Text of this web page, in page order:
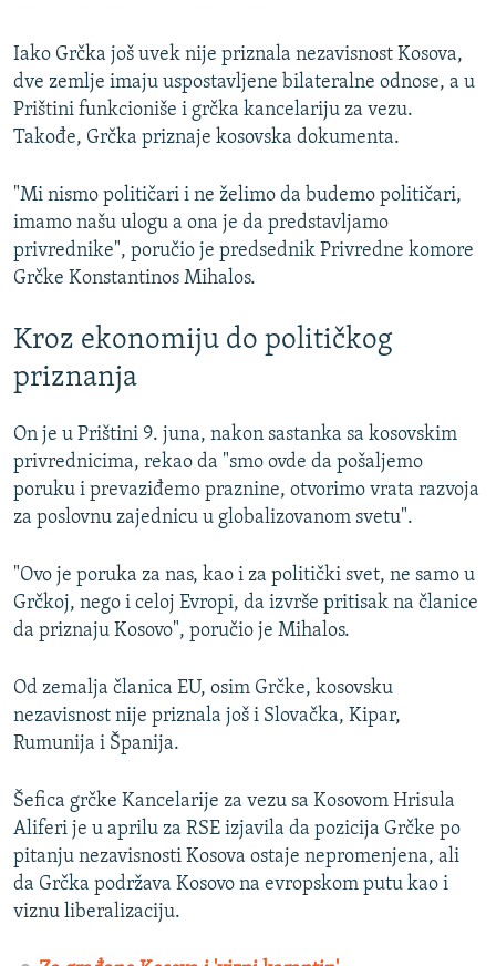
Iako Grčka još uvek nije priznala nezavisnost Kosova,
dve zemlje imaju uspostavljene bilateralne odnose, a u
Prištini funkcioniše i grčka kancelariju za vezu.
Takođe, Grčka priznaje kosovska dokumenta.
"Mi nismo političari i ne želimo da budemo političari,
imamo našu ulogu a ona je da predstavljamo
privrednike", poručio je predsednik Privredne komore
Grčke Konstantinos Mihalos.
Kroz ekonomiju do političkog
priznanja
On je u Prištini 9. juna, nakon sastanka sa kosovskim
privrednicima, rekao da "smo ovde da pošaljemo
poruku i prevaziđemo praznine, otvorimo vrata razvoja
za poslovnu zajednicu u globalizovanom svetu".
"Ovo je poruka za nas, kao i za politički svet, ne samo u
Grčkoj, nego i celoj Evropi, da izvrše pritisak na članice
da priznaju Kosovo", poručio je Mihalos.
Od zemalja članica EU, osim Grčke, kosovsku
nezavisnost nije priznala još i Slovačka, Kipar,
Rumunija i Španija.
Šefica grčke Kancelarije za vezu sa Kosovom Hrisula
Aliferi je u aprilu za RSE izjavila da pozicija Grčke po
pitanju nezavisnosti Kosova ostaje nepromenjena, ali
da Grčka podržava Kosovo na evropskom putu kao i
viznu liberalizaciju.